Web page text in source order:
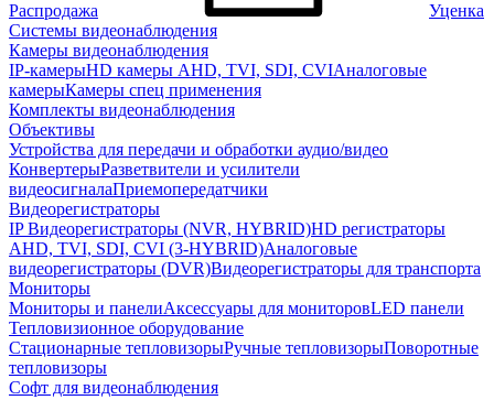
Распродажа
Уценка
Системы видеонаблюдения
Камеры видеонаблюдения
IP-камерыHD камеры AHD, TVI, SDI, CVIАналоговые
камерыКамеры спец применения
Комплекты видеонаблюдения
Объективы
Устройства для передачи и обработки аудио/видео
КонвертерыРазветвители и усилители
видеосигналаПриемопередатчики
Видеорегистраторы
IP Видеорегистраторы (NVR, HYBRID)HD регистраторы
AHD, TVI, SDI, CVI (3-HYBRID)Аналоговые
видеорегистраторы (DVR)Видеорегистраторы для транспорта
Мониторы
Мониторы и панелиАксессуары для мониторовLED панели
Тепловизионное оборудование
Стационарные тепловизорыРучные тепловизорыПоворотные
тепловизоры
Софт для видеонаблюдения